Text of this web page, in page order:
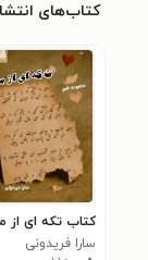
کتاب‌های
کتاب تکه ای از
سارا فریدونی